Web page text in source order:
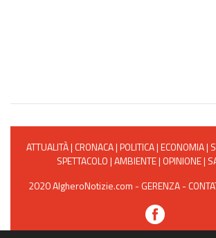
ATTUALITÀ| CRONACA|POLITICA|ECONOMIA|
SPETTACOLO|AMBIENTE| OPINIONE|
2020 AlgheroNotizie.com - GERENZA-